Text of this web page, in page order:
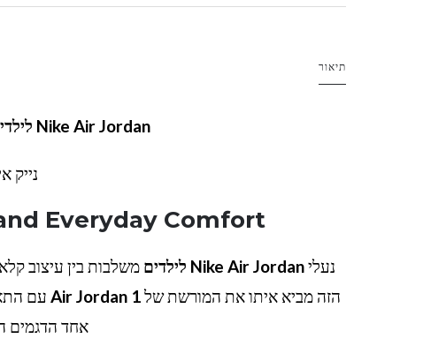
תיאור
Nike Air Jordan לילדים – סטייל אייקוני ונוחות יומיומית
נייק
Everyday Comfort
נעליNike Air Jordan לילדים
משלבות בין עיצוב
הזה מביא איתו את המורשת שלAir Jordan 1 עם
אחד הדגמים